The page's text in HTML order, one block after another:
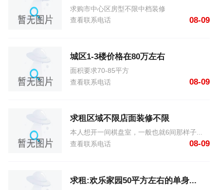
求购市中心区房型不限中档装修
查看联系电话
08-09
城区1-3楼价格在80万左右
面积要求70-85平方
查看联系电话
08-09
求租区域不限店面装修不限
本人想开一间棋盘室，一般也就6间那样子...
查看联系电话
08-09
求租:欢乐家园50平方左右的单身...